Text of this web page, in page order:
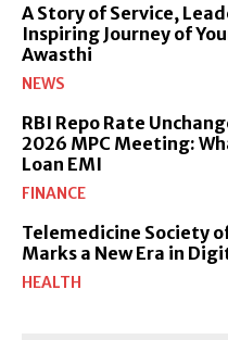
A Story of Service,
Inspiring Journey of
Awasthi
NEWS
RBI Repo Rate
2026 MPC Meeting:
Loan EMI
FINANCE
Telemedicine Society
Marks a New Era in
HEALTH